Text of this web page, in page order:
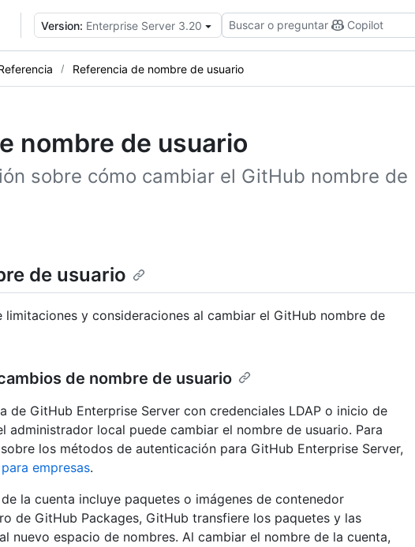
Version: Enterprise Server 3.20 Buscar o preguntar Copilot
Referencia de nombre de usuario
nombre de usuario
sobre cómo cambiar el GitHub nombre de
de usuario
limitaciones y consideraciones al cambiar el GitHub nombre de
de nombre de usuario
de GitHub Enterprise Server con credenciales LDAP o inicio de
administrador local puede cambiar el nombre de usuario. Para
los métodos de autenticación para GitHub Enterprise Server,
empresas.
la cuenta incluye paquetes o imágenes de contenedor
de GitHub Packages, GitHub transfiere los paquetes y las
nuevo espacio de nombres. Al cambiar el nombre de la cuenta,